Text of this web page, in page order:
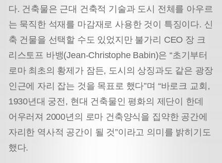
다. 건축물은 근대 건축적 기술과 도시 전체를 아우르
는 묵직한 석재를 마감재로 사용한 것이 특징이다. 신
축 건물을 선택할 수도 있었지만 불가리 CEO 장 크
리스토프 바뱅(Jean-Christophe Babin)은 “초기부터
로마 최초의 황제가 잠든, 도시의 상징과도 같은 광장
인근에 자리 잡는 것을 목표로 했다”며 “바로크 교회,
1930년대 궁전, 현대 건축물인 평화의 제단이 한데
어우러져 2000년의 로마 건축양식을 집약한 공간에
자리한 역사적 공간이 될 것”이라고 의미를 밝히기도
했다.